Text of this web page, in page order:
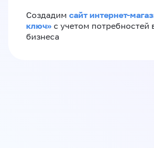
Создадим сайт интернет-
ключ» с учетом потребностей
бизнеса